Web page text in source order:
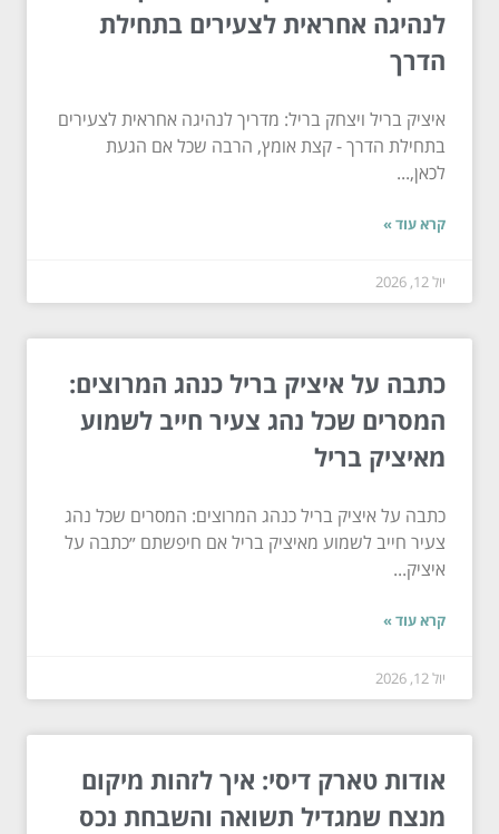
לנהיגה אחראית לצעירים בתחילת
הדרך
איציק בריל ויצחק בריל: מדריך לנהיגה אחראית לצעירים
בתחילת הדרך - קצת אומץ, הרבה שכל אם הגעת
לכאן,...
קרא עוד »
יול 12, 2026
כתבה על איציק בריל כנהג המרוצים:
המסרים שכל נהג צעיר חייב לשמוע
מאיציק בריל
כתבה על איציק בריל כנהג המרוצים: המסרים שכל נהג
צעיר חייב לשמוע מאיציק בריל אם חיפשתם ״כתבה על
איציק...
קרא עוד »
יול 12, 2026
אודות טארק דיסי: איך לזהות מיקום
מנצח שמגדיל תשואה והשבחת נכס